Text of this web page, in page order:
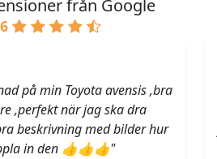
från Google
på min Toyota avensis ,bra
,perfekt när jag ska dra
beskrivning med bilder hur
in den 👍👍👍"